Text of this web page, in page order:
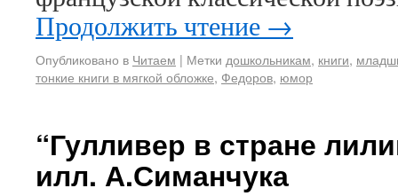
Продолжить чтение →
Опубликовано в Читаем | Метки дошкольникам, книги,
тонкие книги в мягкой обложке, Федоров, юмор
“Гулливер в стране
илл. А.Симанчука